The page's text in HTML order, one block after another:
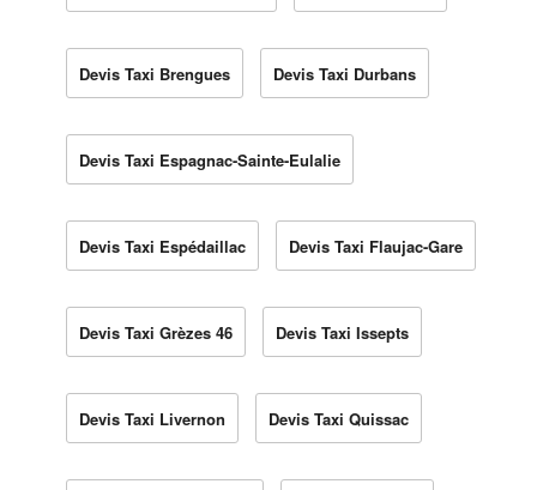
Devis Taxi Brengues Devis Taxi Durbans
Devis Taxi Espagnac-Sainte-Eulalie
Devis Taxi Espédaillac Devis Taxi Flaujac-Gare
Devis Taxi Grèzes 46 Devis Taxi Issepts
Devis Taxi Livernon Devis Taxi Quissac